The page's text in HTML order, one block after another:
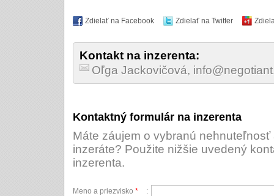
Zdielať na Facebook Zdielať na Twitter
Kontakt na inzerenta:
Oľga Jackovičová,
Kontaktný formulár na inzerenta
Máte záujem o vybranú
inzeráte? Použite nižšie uvedený
inzerenta.
Meno a priezvisko * :